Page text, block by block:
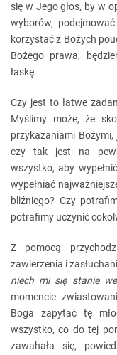
się w Jego głos, by w
wyborów,
korzystać z Bożych
Bożego prawa,
łaskę.
Czy jest to łatwe
Myślimy może, że
przykazaniami
czy tak jest na
wszystko, aby
wypełniać
bliźniego? Czy
potrafimy uczynić
Z pomocą
zawierzenia i
niech mi się stanie
momencie
Boga zapytać tę
wszystko, co do tej
zawahała się,